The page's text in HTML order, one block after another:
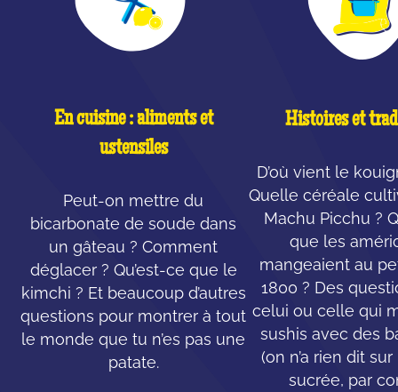
En cuisine : aliments et
ustensiles
Peut-on mettre du
bicarbonate de soude dans
un gâteau ? Comment
déglacer ? Qu’est-ce que le
kimchi ? Et beaucoup d’autres
questions pour montrer à tout
le monde que tu n’es pas une
patate.
Histoires et
D’où vient le
Quelle céréale
Machu Picchu ?
que les
mangeaient au
1800 ? Des
celui ou celle qui
sushis avec des
(on n’a rien dit
sucrée, par